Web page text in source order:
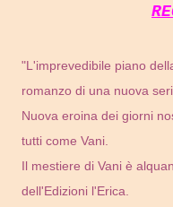
"L'imprevedibile piano
romanzo di una nuova
Nuova eroina dei giorni
tutti come Vani.
Il mestiere di Vani è
dell'Edizioni l'Erica.